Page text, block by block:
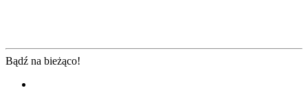
Bądź na bieżąco!